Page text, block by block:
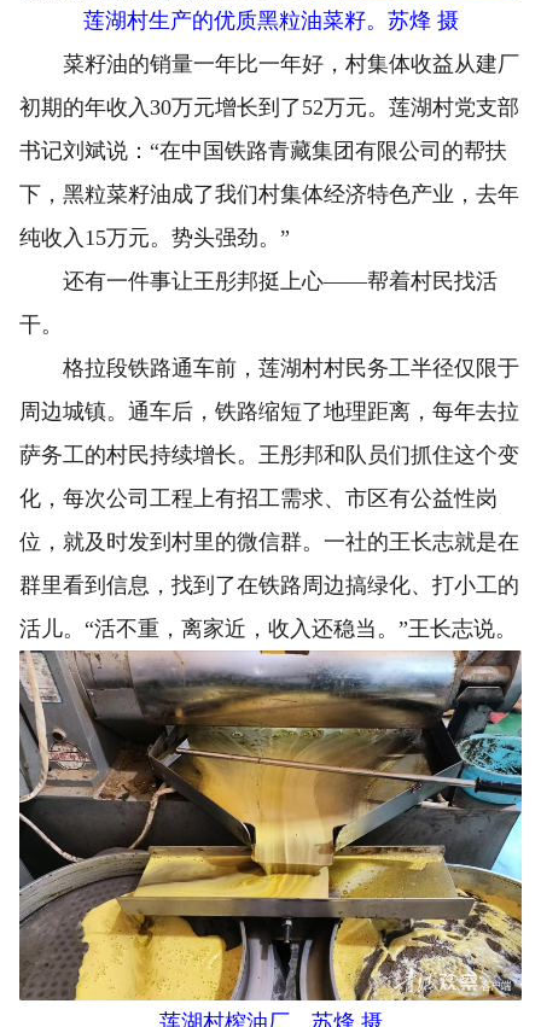
莲湖村生产的优质黑粒油菜籽。苏烽 摄
菜籽油的销量一年比一年好，村集体收益从建厂
初期的年收入30万元增长到了52万元。莲湖村党支部
书记刘斌说：“在中国铁路青藏集团有限公司的帮扶
下，黑粒菜籽油成了我们村集体经济特色产业，去年
纯收入15万元。势头强劲。”
还有一件事让王彤邦挺上心——帮着村民找活
干。
格拉段铁路通车前，莲湖村村民务工半径仅限于
周边城镇。通车后，铁路缩短了地理距离，每年去拉
萨务工的村民持续增长。王彤邦和队员们抓住这个变
化，每次公司工程上有招工需求、市区有公益性岗
位，就及时发到村里的微信群。一社的王长志就是在
群里看到信息，找到了在铁路周边搞绿化、打小工的
活儿。“活不重，离家近，收入还稳当。”王长志说。
莲湖村榨油厂。苏烽 摄